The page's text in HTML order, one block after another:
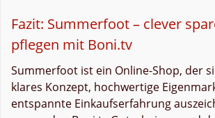
Fazit: Summerfoot – clever
pflegen mit Boni.tv
Summerfoot ist ein Online-Shop, der
klares Konzept, hochwertige
entspannte Einkaufserfahrung